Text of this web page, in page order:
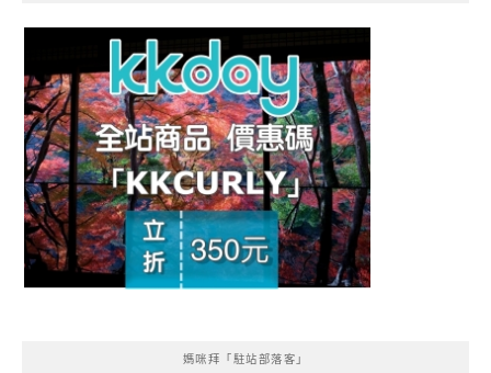
媽咪拜「駐站部落客」